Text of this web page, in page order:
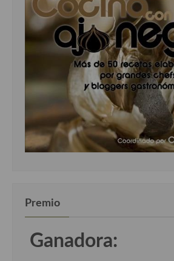
Premio
Ganadora: